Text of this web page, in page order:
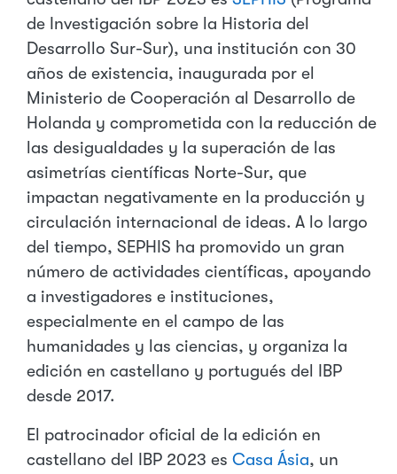
de Investigación sobre la Historia del
Desarrollo Sur-Sur), una institución con 30
años de existencia, inaugurada por el
Ministerio de Cooperación al Desarrollo de
Holanda y comprometida con la reducción de
las desigualdades y la superación de las
asimetrías científicas Norte-Sur, que
impactan negativamente en la producción y
circulación internacional de ideas. A lo largo
del tiempo, SEPHIS ha promovido un gran
número de actividades científicas, apoyando
a investigadores e instituciones,
especialmente en el campo de las
humanidades y las ciencias, y organiza la
edición en castellano y portugués del IBP
desde 2017.
El patrocinador oficial de la edición en
castellano del IBP 2023 es Casa Ásia, un